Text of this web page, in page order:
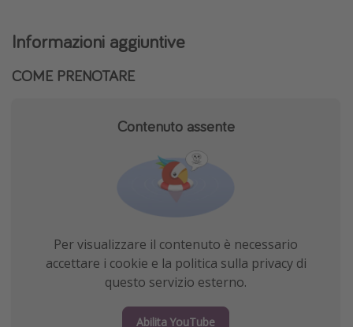
Informazioni aggiuntive
COME PRENOTARE
Contenuto assente
Per visualizzare il contenuto è necessario
accettare i cookie e la politica sulla privacy di
questo servizio esterno.
Abilita YouTube